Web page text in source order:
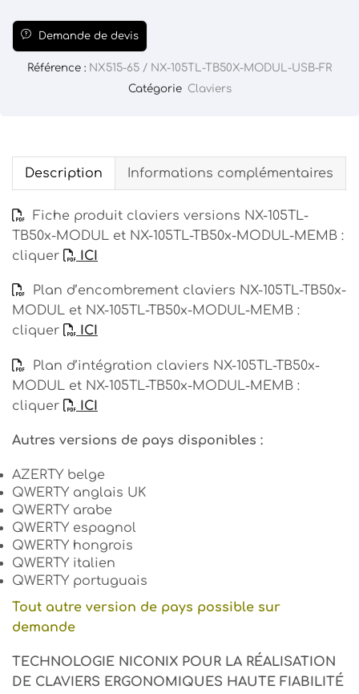
Demande de devis
Référence : NX515-65 / NX-105TL-TB50X-MODUL-USB-FR
Catégorie Claviers
Description Informations complémentaires
Fiche produit claviers versions NX-105TL-
TB50x-MODUL et NX-105TL-TB50x-MODUL-MEMB :
cliquer
ICI
Plan d’encombrement claviers NX-105TL-TB50x-
MODUL et NX-105TL-TB50x-MODUL-MEMB :
cliquer
ICI
Plan d’intégration claviers NX-105TL-TB50x-
MODUL et NX-105TL-TB50x-MODUL-MEMB :
cliquer
ICI
Autres versions de pays disponibles :
AZERTY belge
QWERTY anglais UK
QWERTY arabe
QWERTY espagnol
QWERTY hongrois
QWERTY italien
QWERTY portuguais
Tout autre version de pays possible sur
demande
TECHNOLOGIE NICONIX POUR LA RÉALISATION
DE CLAVIERS ERGONOMIQUES HAUTE FIABILITÉ